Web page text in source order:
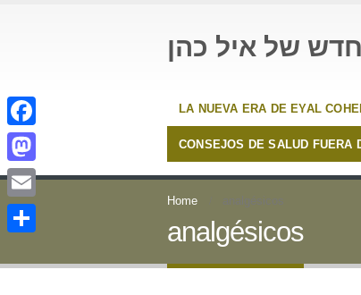
של איל כהן
LA NUEVA ERA DE EYAL
CONSEJOS DE SALUD FUERA
Home analgésicos
analgésicos
Facebook
Mastodon
Email